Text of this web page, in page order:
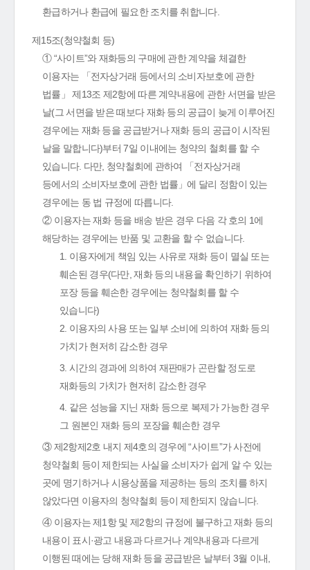
환급하거나 환급에 필요한 조치를 취합니다.
제15조(청약철회 등)
① “사이트”와 재화등의 구매에 관한 계약을 체결한
이용자는 「전자상거래 등에서의 소비자보호에 관한
법률」 제13조 제2항에 따른 계약내용에 관한 서면을 받은
날(그 서면을 받은 때보다 재화 등의 공급이 늦게 이루어진
경우에는 재화 등을 공급받거나 재화 등의 공급이 시작된
날을 말합니다)부터 7일 이내에는 청약의 철회를 할 수
있습니다. 다만, 청약철회에 관하여 「전자상거래
등에서의 소비자보호에 관한 법률」에 달리 정함이 있는
경우에는 동 법 규정에 따릅니다.
② 이용자는 재화 등을 배송 받은 경우 다음 각 호의 1에
해당하는 경우에는 반품 및 교환을 할 수 없습니다.
1. 이용자에게 책임 있는 사유로 재화 등이 멸실 또는
훼손된 경우(다만, 재화 등의 내용을 확인하기 위하여
포장 등을 훼손한 경우에는 청약철회를 할 수
있습니다)
2. 이용자의 사용 또는 일부 소비에 의하여 재화 등의
가치가 현저히 감소한 경우
3. 시간의 경과에 의하여 재판매가 곤란할 정도로
재화등의 가치가 현저히 감소한 경우
4. 같은 성능을 지닌 재화 등으로 복제가 가능한 경우
그 원본인 재화 등의 포장을 훼손한 경우
③ 제2항제2호 내지 제4호의 경우에 “사이트”가 사전에
청약철회 등이 제한되는 사실을 소비자가 쉽게 알 수 있는
곳에 명기하거나 시용상품을 제공하는 등의 조치를 하지
않았다면 이용자의 청약철회 등이 제한되지 않습니다.
④ 이용자는 제1항 및 제2항의 규정에 불구하고 재화 등의
내용이 표시·광고 내용과 다르거나 계약내용과 다르게
이행된 때에는 당해 재화 등을 공급받은 날부터 3월 이내,